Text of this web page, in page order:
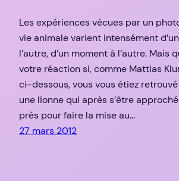
Les expériences vécues par un
vie animale varient intensément
l’autre, d’un moment à l’autre. Mais
votre réaction si, comme Mattias
ci-dessous, vous vous étiez
une lionne qui après s’être
près pour faire la mise au…
27 mars 2012